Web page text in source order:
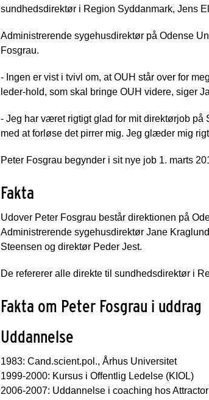
sundhedsdirektør i Region Syddanmark, Jens
Administrerende sygehusdirektør på Odense
Fosgrau.
- Ingen er vist i tvivl om, at OUH står over for
leder-hold, som skal bringe OUH videre, siger
- Jeg har været rigtigt glad for mit direktørjob
med at forløse det pirrer mig. Jeg glæder mig
Peter Fosgrau begynder i sit nye job 1. marts
Fakta
Udover Peter Fosgrau består direktionen på
Administrerende sygehusdirektør Jane
Steensen og direktør Peder Jest.
De refererer alle direkte til sundhedsdirektør i
Fakta om Peter Fosgrau i uddrag
Uddannelse
1983: Cand.scient.pol., Århus Universitet
1999-2000: Kursus i Offentlig Ledelse (KIOL)
2006-2007: Uddannelse i coaching hos Attractor